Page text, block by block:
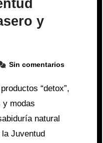
y
Sin comentarios
“detox”,
y modas
natural
Juventud